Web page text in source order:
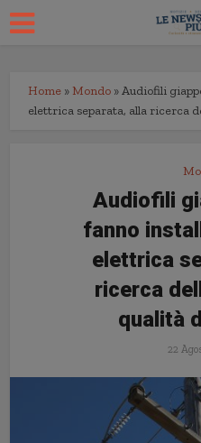
Home » Mondo »Audiofili
elettrica separata, alla ricerca
Audiofili
fanno
elettrica
ricerca
qualità
22